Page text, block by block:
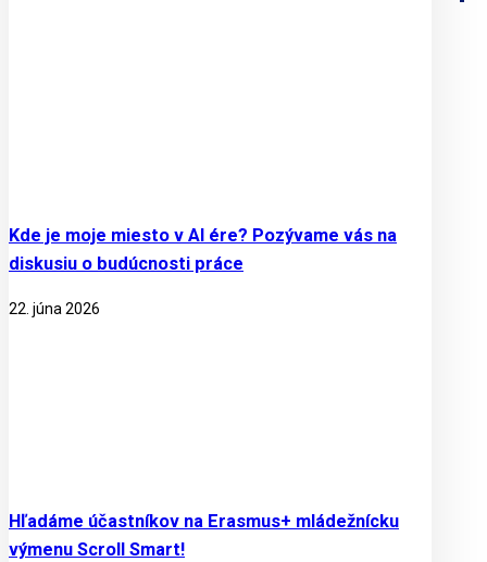
Kde je moje miesto v AI ére? Pozývame vás na
diskusiu o budúcnosti práce
22. júna 2026
Hľadáme účastníkov na Erasmus+ mládežnícku
výmenu Scroll Smart!